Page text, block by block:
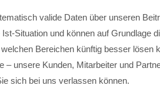
valide Daten über unseren
Situation und können auf Grundlage
Bereichen künftig besser lösen
– unsere Kunden, Mitarbeiter und
sich bei uns verlassen können.